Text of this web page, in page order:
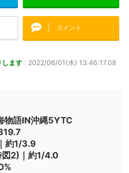
コメント
します : 2022/06/01(水) 13:46:17.08
物語IN沖縄5YTC
約1/3.9
2)｜約1/4.0